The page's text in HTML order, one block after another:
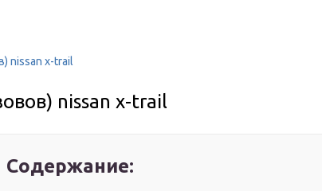
nissan x-trail
nissan x-trail
Содержание: